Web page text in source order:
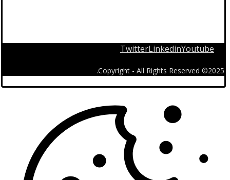
TwitterLinkedinYoutube
2025© Copyright - All Rights Reserved.